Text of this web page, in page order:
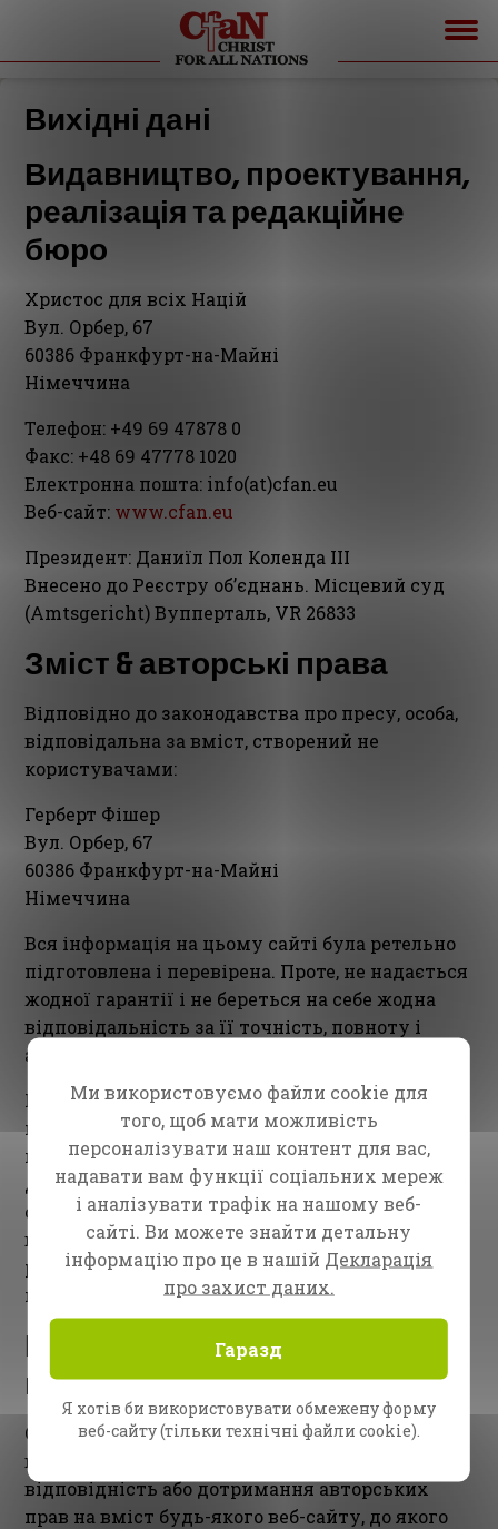
Вихідні дані
Видавництво, проектування,
реалізація та редакційне
бюро
Христос для всіх Націй
Вул. Орбер, 67
60386 Франкфурт-на-Майні
Німеччина
Телефон: +49 69 47878 0
Факс: +48 69 47778 1020
Електронна пошта: info(at)cfan.eu
Веб-сайт: www.cfan.eu
Президент: Даниїл Пол Коленда III
Внесено до Реєстру об’єднань. Місцевий суд
(Amtsgericht) Вупперталь, VR 26833
Зміст & авторські права
Відповідно до законодавства про пресу, особа,
відповідальна за вміст, створений не
користувачами:
Герберт Фішер
Вул. Орбер, 67
60386 Франкфурт-на-Майні
Німеччина
Вся інформація на цьому сайті була ретельно
підготовлена і перевірена. Проте, не надається
жодної гарантії і не береться на себе жодна
відповідальність за її точність, повноту і
актуальність.
Цей веб-сайт та всі тексти та графіка, що
містяться на ньому, захищені авторським
правом. Ніяких змін не може бути зроблено.
Для відтворення цього матеріалу необхідно
отримати письмову згоду. Крім того, жодні
відтворення цього матеріалу не можуть
розповсюджуватися або поширюватися
публічно.
Відмова від
відповідальності
Оператор сайту www.cfan.eu не несе
відповідальності за сутність, законність,
відповідність або дотримання авторських
прав на вміст будь-якого веб-сайту, до якого
Ми використовуємо файли cookie для
того, щоб мати можливість
персоналізувати наш контент для вас,
надавати вам функції соціальних мереж
і аналізувати трафік на нашому веб-
сайті. Ви можете знайти детальну
інформацію про це в нашій Декларація
про захист даних.
Гаразд
Я хотів би використовувати обмежену форму
веб-сайту (тільки технічні файли cookie).